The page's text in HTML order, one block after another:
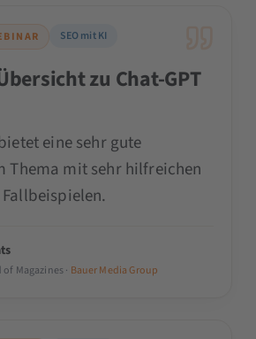
SEO mit KI
zu Chat-GPT
eine sehr gute
Thema mit sehr hilfreichen
Deputy Head of Magazines · Bauer Media Group